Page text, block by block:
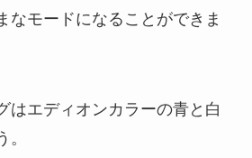
なモードになることができま
はエディオンカラーの青と白